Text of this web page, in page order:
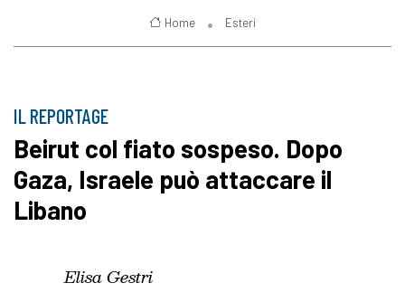
Home Esteri
IL REPORTAGE
Beirut col fiato sospeso. Dopo
Gaza, Israele può attaccare il
Libano
Elisa Gestri